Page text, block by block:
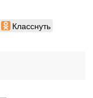
Класснуть